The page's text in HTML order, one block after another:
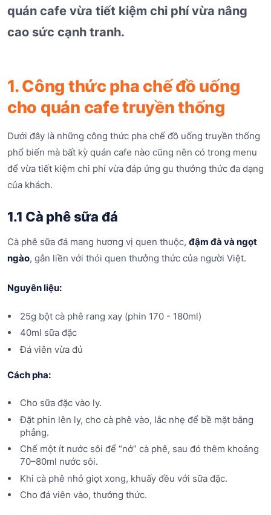
quán cafe vừa tiết kiệm chi phí vừa nâng
cao sức cạnh tranh.
1. Công thức pha chế đồ uống
cho quán cafe truyền thống
Dưới đây là những công thức pha chế đồ uống truyền thống
phổ biến mà bất kỳ quán cafe nào cũng nên có trong menu
để vừa tiết kiệm chi phí vừa đáp ứng gu thưởng thức đa dạng
của khách.
1.1 Cà phê sữa đá
Cà phê sữa đá mang hương vị quen thuộc, đậm đà và ngọt
ngào, gắn liền với thói quen thưởng thức của người Việt.
Nguyên liệu:
25g bột cà phê rang xay (phin 170 - 180ml)
40ml sữa đặc
Đá viên vừa đủ
Cách pha:
Cho sữa đặc vào ly.
Đặt phin lên ly, cho cà phê vào, lắc nhẹ để bề mặt bằng
phẳng.
Chế một ít nước sôi để “nở” cà phê, sau đó thêm khoảng
70–80ml nước sôi.
Khi cà phê nhỏ giọt xong, khuấy đều với sữa đặc.
Cho đá viên vào, thưởng thức.